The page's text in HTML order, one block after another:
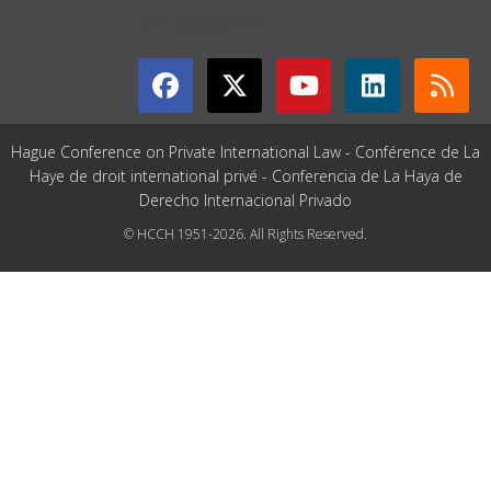
Hague Conference on Private International Law - Conférence de La
Haye de droit international privé - Conferencia de La Haya de
Derecho Internacional Privado
© HCCH 1951-2026. All Rights Reserved.